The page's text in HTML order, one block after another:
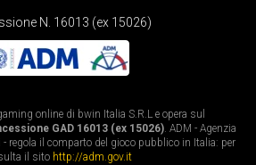
N. 16013 (ex 15026)
online di bwin Italia S.R.L e opera sul
GAD 16013 (ex 15026). ADM - Agenzia
- regola il comparto del gioco pubblico in Italia: per
il sito http://adm.gov.it